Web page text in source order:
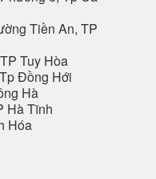
Tiền An, TP
Tuy Hòa
Đồng Hới
Hà
Hà Tĩnh
Hóa